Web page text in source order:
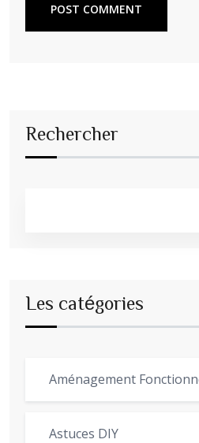
POST COMMENT
Rechercher
Les catégories
Aménagement
Astuces DIY